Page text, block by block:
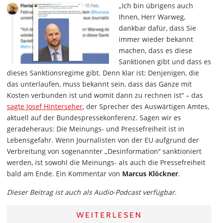
„Ich bin übrigens auch
Ihnen, Herr Warweg,
dankbar dafür, dass Sie
immer wieder bekannt
machen, dass es diese
Sanktionen gibt und dass es
dieses Sanktionsregime gibt. Denn klar ist: Denjenigen, die
das unterlaufen, muss bekannt sein, dass das Ganze mit
Kosten verbunden ist und womit dann zu rechnen ist“ – das
sagte Josef Hinterseher, der Sprecher des Auswärtigen Amtes,
aktuell auf der Bundespressekonferenz. Sagen wir es
geradeheraus: Die Meinungs- und Pressefreiheit ist in
Lebensgefahr. Wenn Journalisten von der EU aufgrund der
Verbreitung von sogenannter „Desinformation“ sanktioniert
werden, ist sowohl die Meinungs- als auch die Pressefreiheit
bald am Ende. Ein Kommentar von Marcus Klöckner.
Dieser Beitrag ist auch als Audio-Podcast verfügbar.
WEITERLESEN